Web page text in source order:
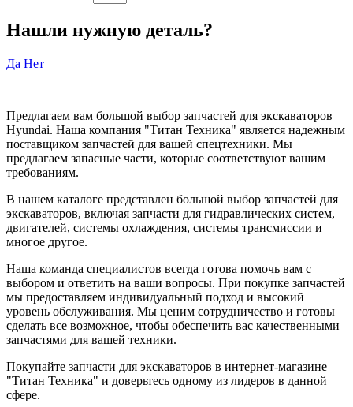
Нашли нужную деталь?
Да Нет
Предлагаем вам большой выбор запчастей для экскаваторов
Hyundai. Наша компания "Титан Техника" является надежным
поставщиком запчастей для вашей спецтехники. Мы
предлагаем запасные части, которые соответствуют вашим
требованиям.
В нашем каталоге представлен большой выбор запчастей для
экскаваторов, включая запчасти для гидравлических систем,
двигателей, системы охлаждения, системы трансмиссии и
многое другое.
Наша команда специалистов всегда готова помочь вам с
выбором и ответить на ваши вопросы. При покупке запчастей
мы предоставляем индивидуальный подход и высокий
уровень обслуживания. Мы ценим сотрудничество и готовы
сделать все возможное, чтобы обеспечить вас качественными
запчастями для вашей техники.
Покупайте запчасти для экскаваторов в интернет-магазине
"Титан Техника" и доверьтесь одному из лидеров в данной
сфере.